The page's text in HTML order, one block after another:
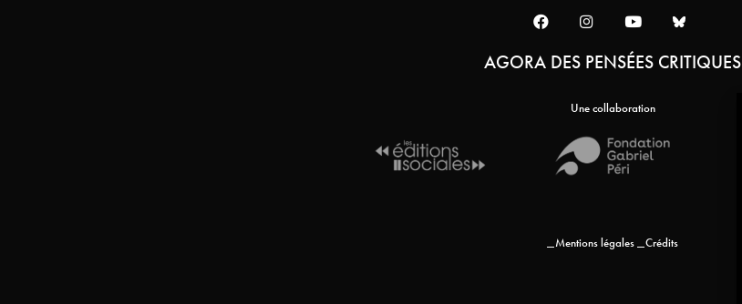
AGORA DES PENSÉES CRITIQUES
Une collaboration
Mentions légales Crédits